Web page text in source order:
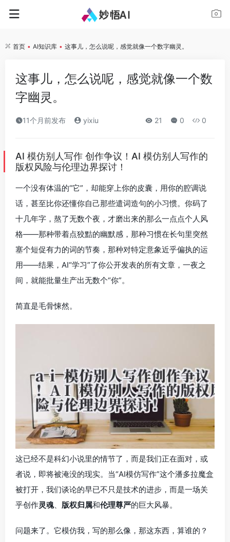
首页 • AI知识库 • 这事儿，怎么说呢，感觉就像一个数字幽灵。
这事儿，怎么说呢，感觉就像一个数
字幽灵。
11个月前发布 yixiu 21 0 0
AI 模仿别人写作 创作争议！AI 模仿别人写作的
版权风险与伦理边界探讨！
一个没有体温的“它”，却能穿上你的皮囊，用你的腔调说
话，甚至比你还懂你自己那些遣词造句的小习惯。你码了
十几年字，熬了无数个夜，才磨出来的那么一点点个人风
格——那种带着点狡黠的幽默感，那种习惯在长句里突然
塞个短促有力的词的节奏，那种对特定意象近乎偏执的运
用——结果，AI“学习”了你公开发表的所有文章，一夜之
间，就能批量生产出无数个“你”。
简直是毛骨悚然。
这已经不是科幻小说里的情节了，而是我们正在面对，或
者说，即将被淹没的现实。当“AI模仿写作”这个潘多拉魔盒
被打开，我们谈论的早已不只是技术的进步，而是一场关
乎创作灵魂、 版权归属和伦理尊严的巨大风暴。
问题来了。它模仿我，写的那么像，那这东西，算谁的？